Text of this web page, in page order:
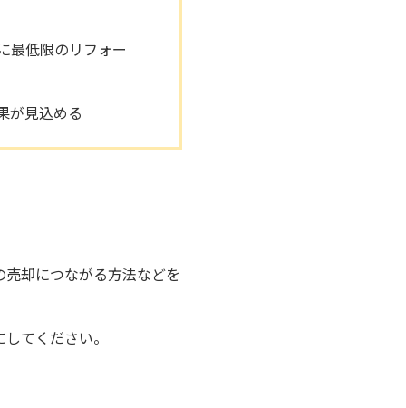
最低限のリフォー
が見込める
却につながる方法などを
てください。